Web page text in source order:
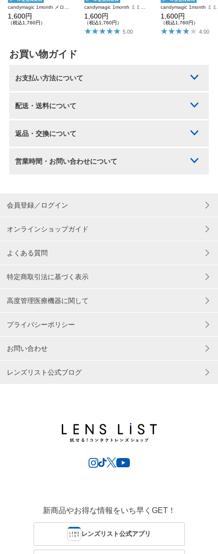
1,600円
（税込1,760円）
1,600円
（税込1,760円）
5.00
1,600円
（税込1,760円）
4.00
お買い物ガイド
お支払い方法について
配送・送料について
返品・交換について
営業時間・お問い合わせについて
会員登録／ログイン
オンラインショップガイド
よくある質問
特定商取引法に基づく表示
高度管理医療機器に関して
プライバシーポリシー
お問い合わせ
レンズリスト公式ブログ
新商品やお得な情報をいち早くGET！
レンズリスト公式アプリ